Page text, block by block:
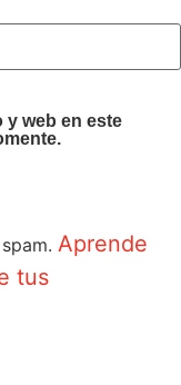
y web en este
Aprende
tus